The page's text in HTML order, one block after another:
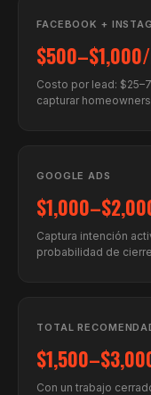
FACEBOOK +
Costo por lead:
capturar
GOOGLE ADS
Captura intención
probabilidad de
TOTAL
Con un trabajo